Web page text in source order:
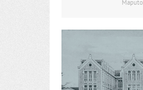
Maputo